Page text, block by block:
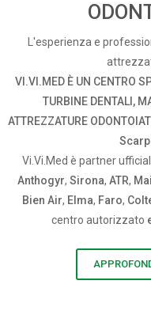
L'esperienza e
VI.VI.MED È UN CENTRO
TURBINE DENTALI,
ATTREZZATURE
Vi.Vi.Med è partner
Anthogyr, Sirona, ATR,
Bien Air, Elma, Faro,
centro autorizzato